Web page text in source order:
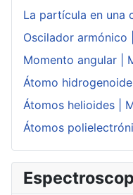
La partícula en una
Oscilador armónico
Momento angular |
Átomo
Átomos helioides |
Átomos